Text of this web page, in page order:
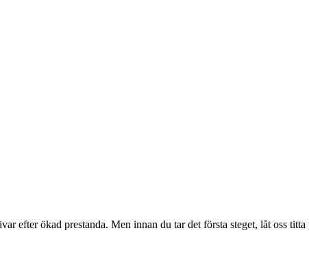
ökad prestanda. Men innan du tar det första steget, låt oss